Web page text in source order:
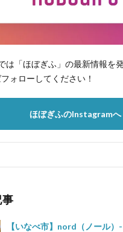
は「ほぼぎふ」の最新情報を
ォローしてください！
ほぼぎふのInstagramへ
【いなべ市】nord（ノール